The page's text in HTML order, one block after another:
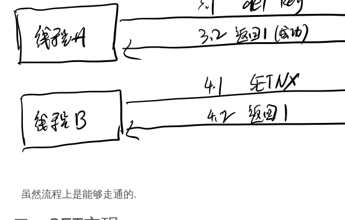
虽然流程上是能够走通的.